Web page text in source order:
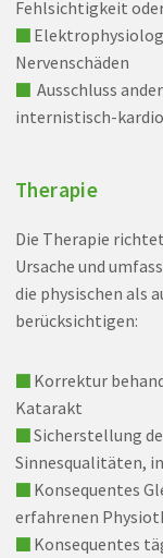
Fehlsichtigkeit
■
Nervenschäden
■ Ausschluss
internistisch-
Therapie
Die Therapie
Ursache und
die physischen als
berücksichtigen:
■Korrektur
Katarakt
■Sicherstellung
Sinnesqualitäten,
■Konsequentes
erfahrenen
■Konsequentes